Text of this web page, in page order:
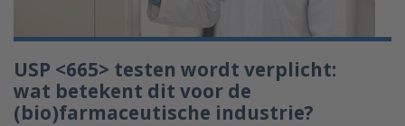
USP <665> testen wordt verplicht:
wat betekent dit voor de
(bio)farmaceutische industrie?